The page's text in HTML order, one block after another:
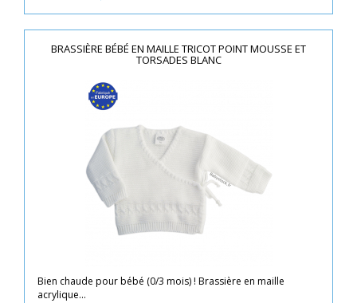
BRASSIÈRE BÉBÉ EN MAILLE TRICOT POINT MOUSSE ET
TORSADES BLANC
Bien chaude pour bébé (0/3 mois) ! Brassière en maille
acrylique...